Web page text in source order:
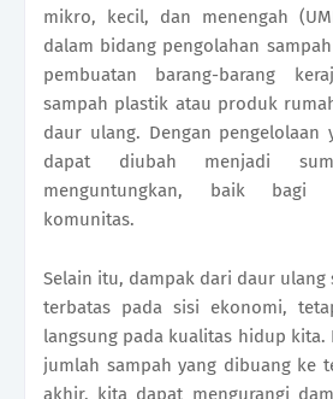
mikro, kecil, dan menengah
dalam bidang pengolahan
pembuatan barang-barang
sampah plastik atau produk
daur ulang. Dengan pengelolaan
dapat diubah menjadi
menguntungkan, baik bagi
komunitas.
Selain itu, dampak dari daur ulang
terbatas pada sisi ekonomi,
langsung pada kualitas hidup kita.
jumlah sampah yang dibuang ke
akhir, kita dapat mengurangi